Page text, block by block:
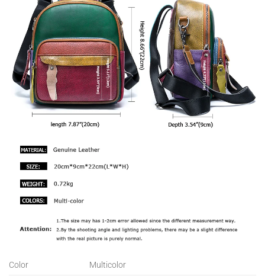
Color
Multicolor